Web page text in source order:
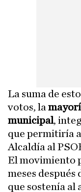
La suma de
votos, la
municipal,
que permitiría
Alcaldía al
El movimiento
meses después
que sostenía al